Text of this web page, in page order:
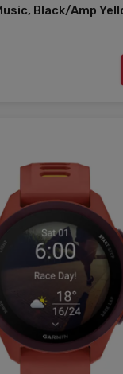
Black/Amp